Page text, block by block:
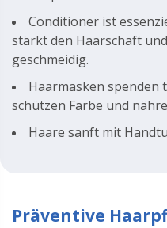
Conditioner ist
stärkt den Haarschaft
geschmeidig.
Haarmasken spenden
schützen Farbe und
Haare sanft mit
Präventive